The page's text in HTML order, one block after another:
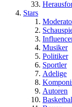
Stars
Musiker
Politiker
Sportler
Adelige
Autoren